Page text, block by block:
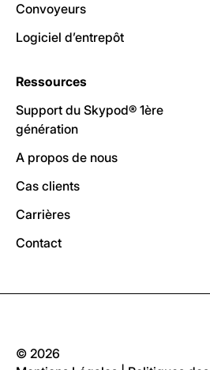
Convoyeurs
Logiciel d’entrepôt
Ressources
Support du Skypod® 1ère
génération
A propos de nous
Cas clients
Carrières
Contact
© 2026